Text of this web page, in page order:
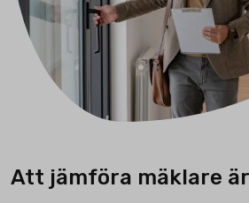
Att jämföra mäklare